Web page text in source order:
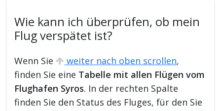
Wie kann ich überprüfen, ob mein
Flug verspätet ist?
Wenn Sie weiter nach oben scrollen,
finden Sie eine Tabelle mit allen Flügen vom
Flughafen Syros. In der rechten Spalte
finden Sie den Status des Fluges, für den Sie